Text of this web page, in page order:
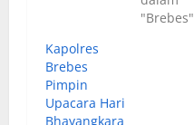
"Brebes"
Kapolres
Brebes
Pimpin
Upacara Hari
Bhayangkara